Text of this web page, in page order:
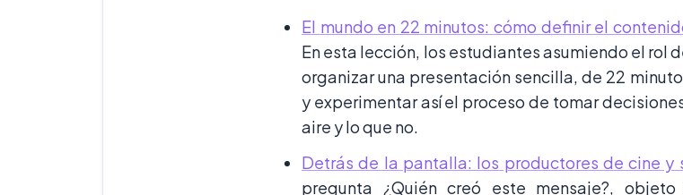
El mundo en 22 minutos: cómo definir el
En esta lección, los estudiantes asumiendo el rol
organizar una presentación sencilla, de 22
y experimentar así el proceso de tomar
aire y lo que no.
Detrás de la pantalla: los productores de cine y
pregunta ¿Quién creó este mensaje?,